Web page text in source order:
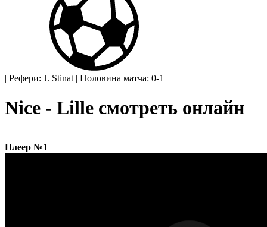
| Рефери: J. Stinat | Половина матча: 0-1
Nice - Lille смотреть онлайн
Плеер №1